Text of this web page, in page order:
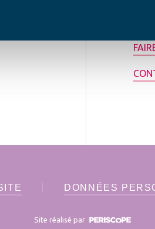
DONNÉES
Site réalisé par